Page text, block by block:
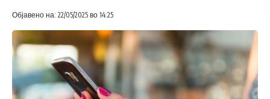
Објавено на: 22/05/2025 во 14:25